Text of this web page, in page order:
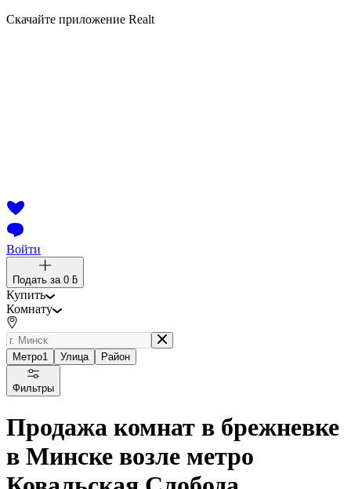
Скачайте приложение Realt
Войти
Подать за 0 ƃ
Купить
Комнату
Метро1 Улица Район
Фильтры
Продажа комнат в брежневке
в Минске возле метро